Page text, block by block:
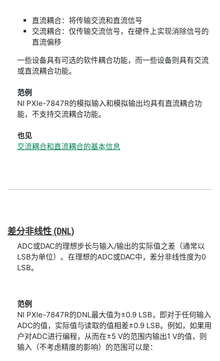
直流耦合：将传输交流和直流信号
交流耦合：仅传输交流信号，在硬件上实现消除信号的
直流偏移
一些设备具有可选的软件耦合功能，而一些设备则具有交流
或直流耦合功能。
范例
NI PXIe-7847R的模拟输入和模拟输出均具有直流耦合功
能，不支持交流耦合功能。
也见
交流耦合和直流耦合的基本信息
差分非线性 (DNL)
ADC或DAC的理想步长与输入/输出的实际值之差（通常以
LSB为单位）。在理想的ADC或DAC中，差分非线性度为0
LSB。
范例
NI PXIe-7847R的DNL最大值为±0.9 LSB，即对于任何输入
ADC的值，实际值与读取的值相差±0.9 LSB。例如，如果用
户对ADC进行编程，从而在±5 V的范围内输出1 V的值，则
输入（不考虑精度的影响）的范围可以是：